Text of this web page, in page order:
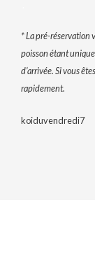
* La pré-réservation
poisson étant
d’arrivée. Si vous
rapidement.
koiduvendredi7